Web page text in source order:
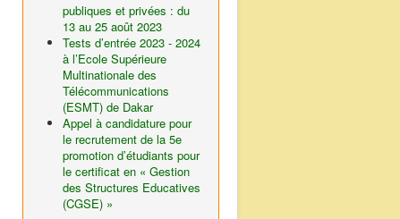
publiques et privées : du
13 au 25 août 2023
Tests d’entrée 2023 - 2024
à l’Ecole Supérieure
Multinationale des
Télécommunications
(ESMT) de Dakar
Appel à candidature pour
le recrutement de la 5e
promotion d’étudiants pour
le certificat en « Gestion
des Structures Educatives
(CGSE) »